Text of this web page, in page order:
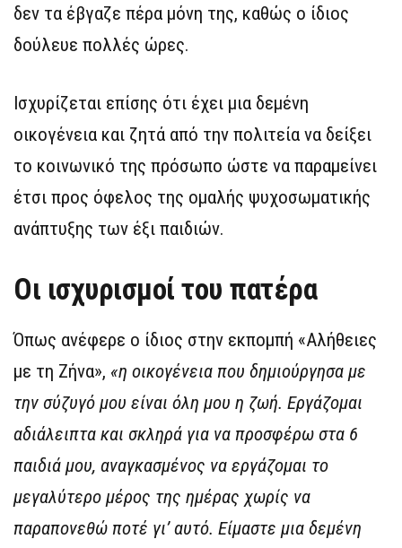
δεν τα έβγαζε πέρα μόνη της, καθώς ο ίδιος
δούλευε πολλές ώρες.
Ισχυρίζεται επίσης ότι έχει μια δεμένη
οικογένεια και ζητά από την πολιτεία να δείξει
το κοινωνικό της πρόσωπο ώστε να παραμείνει
έτσι προς όφελος της ομαλής ψυχοσωματικής
ανάπτυξης των έξι παιδιών.
Οι ισχυρισμοί του πατέρα
Όπως ανέφερε ο ίδιος στην εκπομπή «Αλήθειες
με τη Ζήνα», «η οικογένεια που δημιούργησα με
την σύζυγό μου είναι όλη μου η ζωή. Εργάζομαι
αδιάλειπτα και σκληρά για να προσφέρω στα 6
παιδιά μου, αναγκασμένος να εργάζομαι το
μεγαλύτερο μέρος της ημέρας χωρίς να
παραπονεθώ ποτέ γι’ αυτό. Είμαστε μια δεμένη